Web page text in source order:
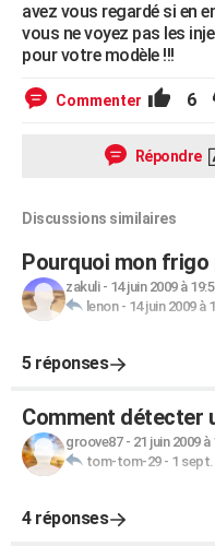
avez vous regardé si en
vous ne voyez pas les
pour votre modèle !!!
Commenter 6
Répondre
Discussions similaires
Pourquoi mon
zakuli- 14 juin 2009 à
lenon- 14 juin 2009 à
5 réponses
Comment détecter
groove87- 21 juin 2009 à
tom-tom-29- 1 sept.
4 réponses